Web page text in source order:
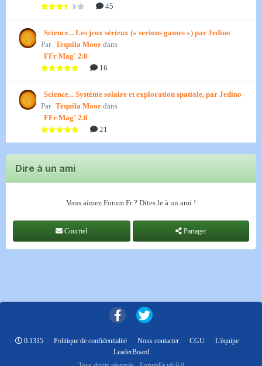
45
Science... Les jeux sérieux (« serious games ») par Jedino
Par Tequila Moor dans
FFr Mag' 2.0
16
Science... Système solaire et exploration spatiale, par Jedino
Par Tequila Moor dans
FFr Mag' 2.0
21
Dire à un ami
Vous aimez Forum Fr ? Dites le à un ami !
Courriel Partager
0.1315 Politique de confidentialité Nous contacter CGU
L'équipe
LeaderBoard